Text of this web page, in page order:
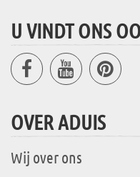
U VINDT ONS
OVER ADUIS
Wij over ons